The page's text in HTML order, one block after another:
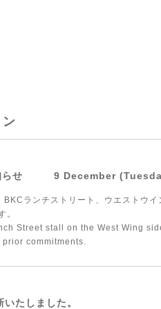
らせ 9 December
ランチストリート、ウエストウ
。
Street stall on the West Wing
commitments.
たしました。